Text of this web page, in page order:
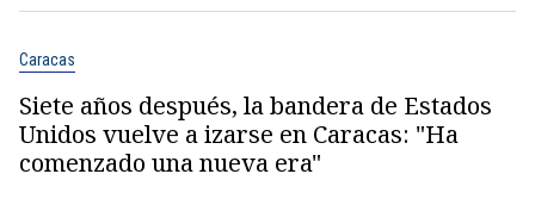
Caracas
Siete años después, la bandera de Estados
Unidos vuelve a izarse en Caracas: "Ha
comenzado una nueva era"